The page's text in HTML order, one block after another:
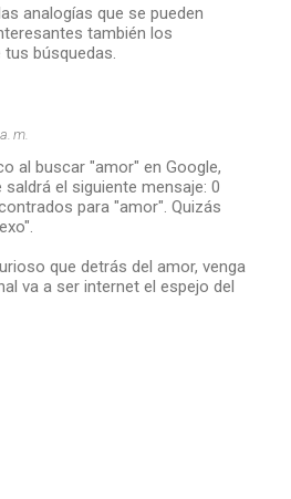
analogías que se pueden
también los
búsquedas.
m.
al buscar "amor" en Google,
saldrá el siguiente mensaje: 0
para "amor". Quizás
que detrás del amor, venga
va a ser internet el espejo del